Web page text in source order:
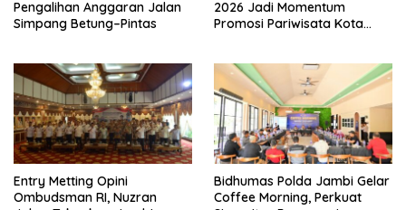
Pengalihan Anggaran Jalan
Simpang Betung–Pintas
2026 Jadi Momentum
Promosi Pariwisata Kota
Entry Metting Opini
Ombudsman RI, Nuzran
Bidhumas Polda Jambi Gelar
Coffee Morning, Perkuat